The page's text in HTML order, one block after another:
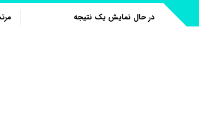
در حال نمایش یک نتیجه